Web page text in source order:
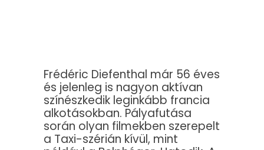
Frédéric Diefenthal már 56 éves
és jelenleg is nagyon aktívan
színészkedik leginkább francia
alkotásokban. Pályafutása
során olyan filmekben szerepelt
a Taxi-szérián kívül, mint